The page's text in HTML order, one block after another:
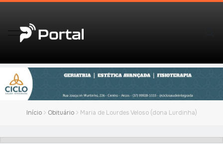
Início Obituário Maria de Lourdes Veloso (dona Lurdinha)